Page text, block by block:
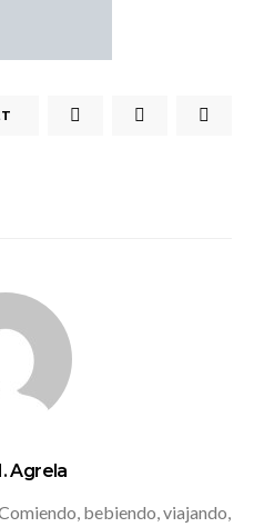
Agrela
bebiendo, viajando,